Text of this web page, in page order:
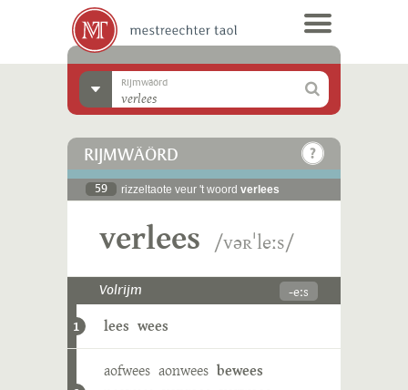
Rijmwäörd
RIJMWÄÖRD
59 rizzeltaote veur 't woord verlees
verlees /vəʀˈleːs/
Volrijm -eːs
1 lees wees
aofwees aonwees bewees